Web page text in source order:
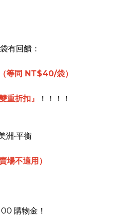
有回饋：
（等同 NT$40/袋）
雙重折扣』 ！！！！
洲•平衡
場不適用）
購物金！